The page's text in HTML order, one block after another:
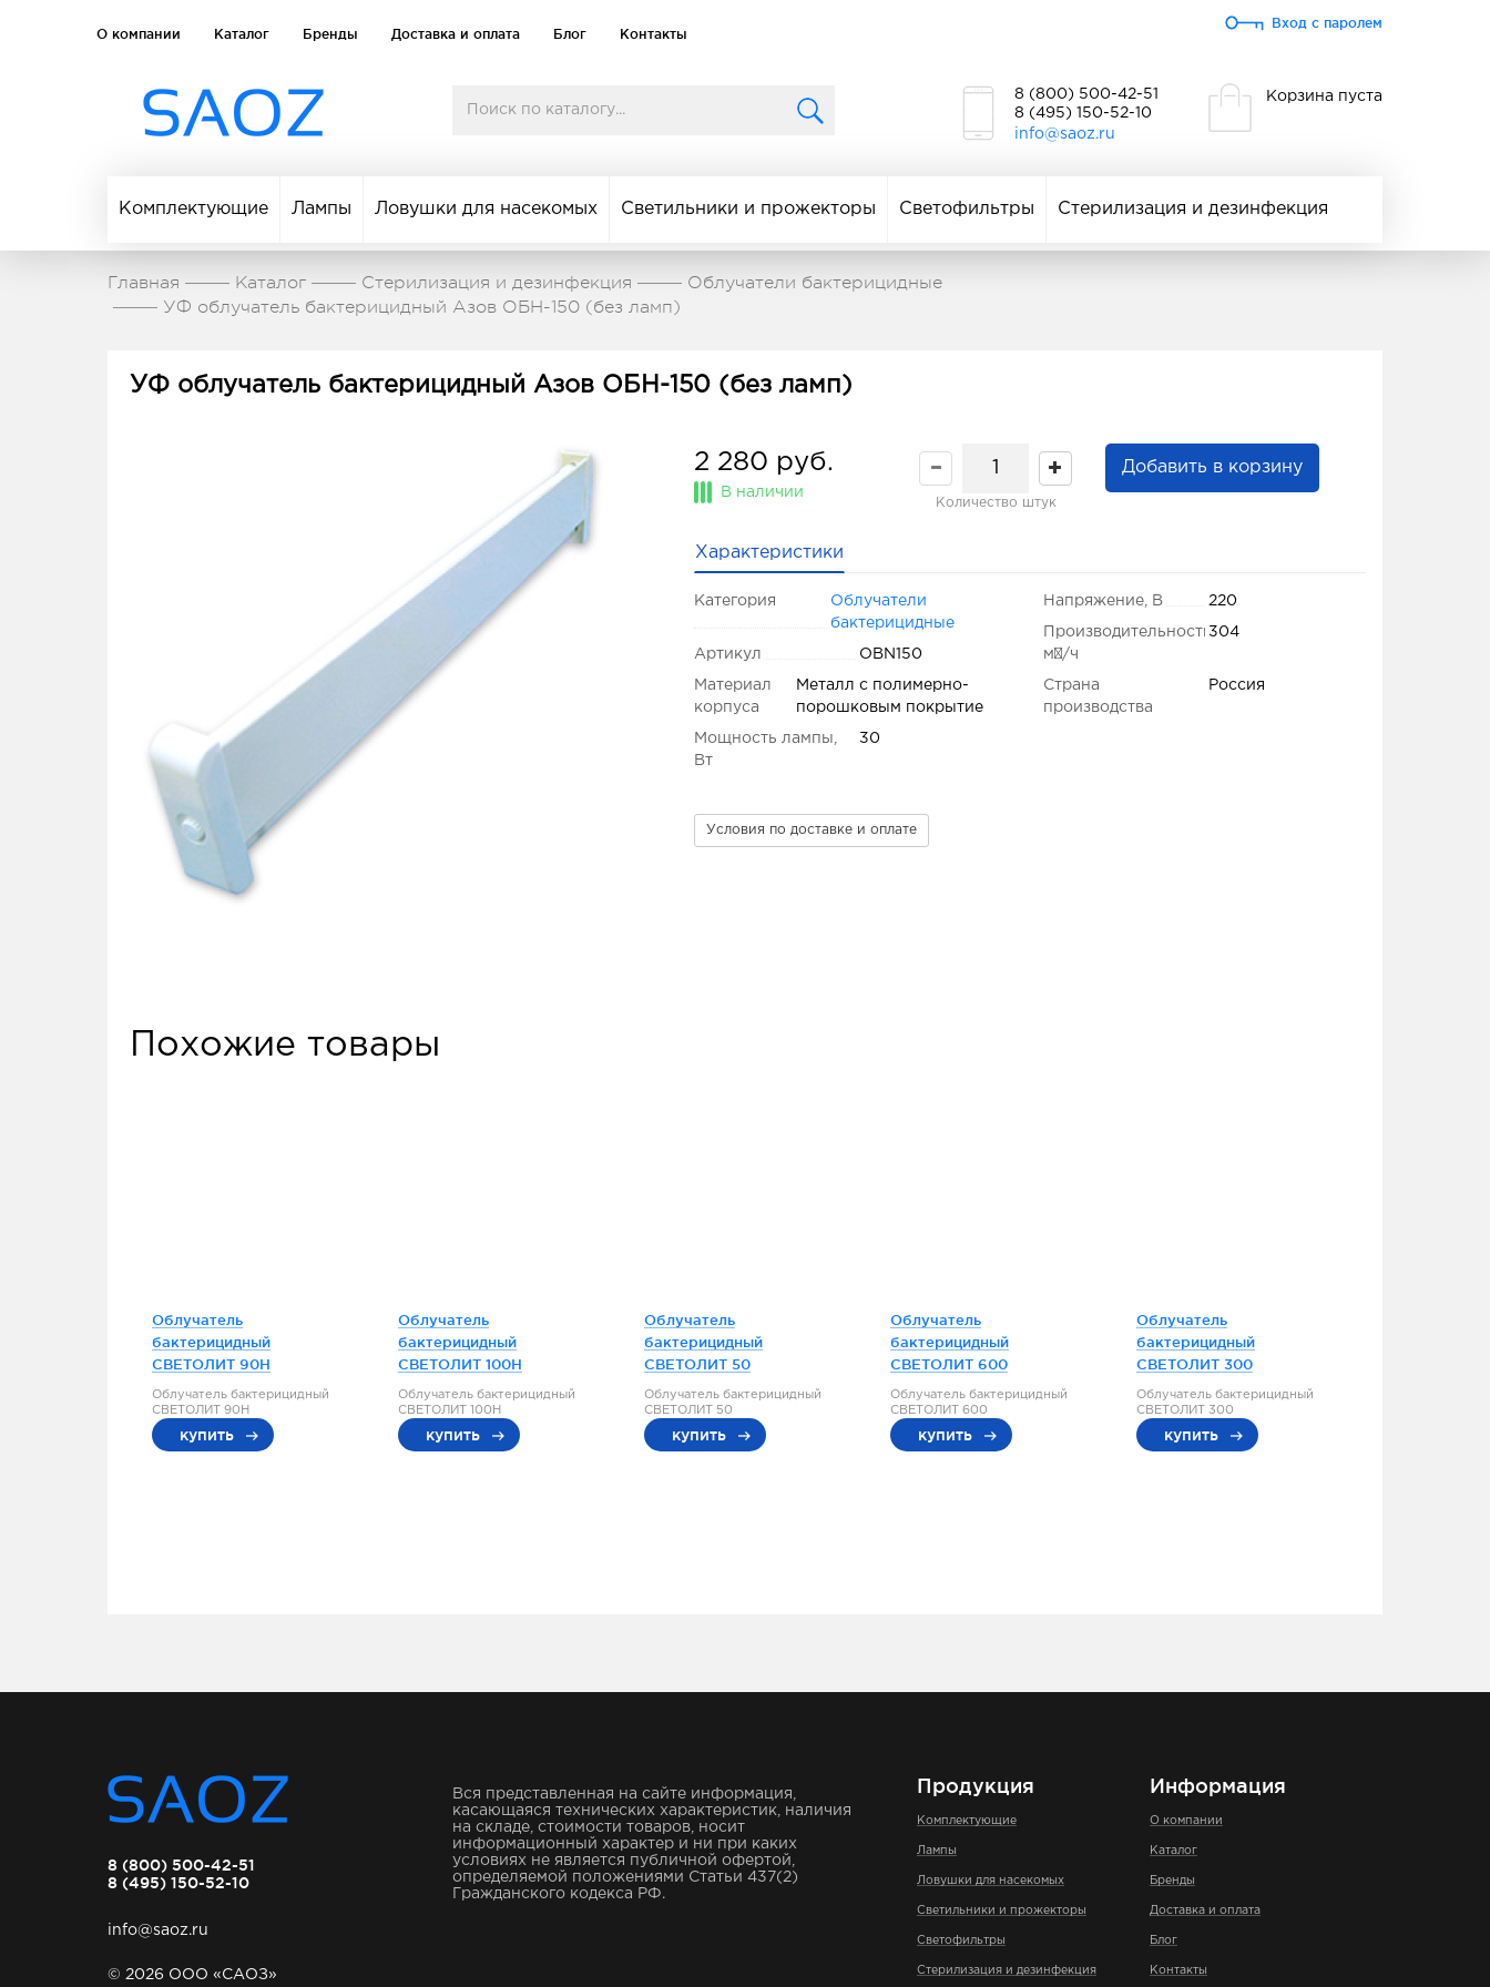
О компании Каталог Бренды Доставка и оплата Блог Контакты
Вход с паролем
8 (800) 500-42-51
8 (495) 150-52-10
info@saoz.ru
Корзина пуста
Комплектующие Лампы Ловушки для насекомых Светильники и прожекторы Светофильтры Стерилизация и дезинфекция
Главная Каталог Стерилизация и дезинфекция
Облучатели бактерицидные
УФ облучатель бактерицидный Азов ОБН-150 (без ламп)
УФ облучатель бактерицидный Азов ОБН-150 (без ламп)
2 280 руб.
В наличии
Количество штук
Добавить в корзину
Характеристики
Категория
Облучатели
бактерицидные
Артикул OBN150
Материал
корпуса
Металл с полимерно-
порошковым покрытие
Мощность лампы,
Вт
30
Напряжение, В 220
Производительность,
м³/ч
304
Страна
производства
Россия
Условия по доставке и оплате
Похожие товары
Облучатель
бактерицидный
СВЕТОЛИТ 90Н
Облучатель бактерицидный
СВЕТОЛИТ 90Н
купить
Облучатель
бактерицидный
СВЕТОЛИТ 100Н
Облучатель бактерицидный
СВЕТОЛИТ 100Н
купить
Облучатель
бактерицидный
СВЕТОЛИТ 50
Облучатель бактерицидный
СВЕТОЛИТ 50
купить
Облучатель
бактерицидный
СВЕТОЛИТ 600
Облучатель бактерицидный
СВЕТОЛИТ 600
купить
Облучатель
бактерицидный
СВЕТОЛИТ 300
Облучатель бактерицидный
СВЕТОЛИТ 300
купить
8 (800) 500-42-51
8 (495) 150-52-10
info@saoz.ru
© 2026 ООО «САОЗ»
Вся представленная на сайте информация,
касающаяся технических характеристик, наличия
на складе, стоимости товаров, носит
информационный характер и ни при каких
условиях не является публичной офертой,
определяемой положениями Статьи 437(2)
Гражданского кодекса РФ.
Продукция
Комплектующие
Лампы
Ловушки для насекомых
Светильники и прожекторы
Светофильтры
Стерилизация и дезинфекция
Информация
О компании
Каталог
Бренды
Доставка и оплата
Блог
Контакты